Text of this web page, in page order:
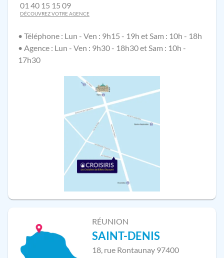
01 40 15 15 09
DÉCOUVREZ VOTRE AGENCE
• Téléphone : Lun - Ven : 9h15 - 19h et Sam : 10h - 18h
• Agence : Lun - Ven : 9h30 - 18h30 et Sam : 10h -
17h30
RÉUNION
SAINT-DENIS
18, rue Rontaunay 97400